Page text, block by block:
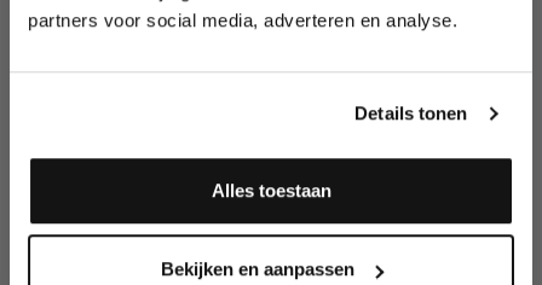
partners voor social media, adverteren en analyse.
Details tonen
Alles toestaan
Bekijken en aanpassen
en geperste poeders
assortiment
Meld je aan en ontvang direct
Ja, ik meld me aan